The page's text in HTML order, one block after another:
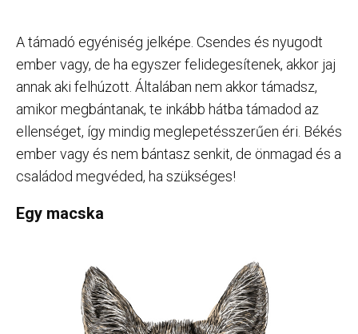
A támadó egyéniség jelképe. Csendes és nyugodt
ember vagy, de ha egyszer felidegesítenek, akkor jaj
annak aki felhúzott. Általában nem akkor támadsz,
amikor megbántanak, te inkább hátba támadod az
ellenséget, így mindig meglepetésszerűen éri. Békés
ember vagy és nem bántasz senkit, de önmagad és a
családod megvéded, ha szükséges!
Egy macska